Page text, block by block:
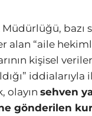
Müdürlüğü, bazı
alan “aile
kişisel
iddialarıyla
olayın sehven
gönderilen